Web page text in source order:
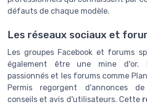
défauts de chaque modèle.
Les réseaux sociaux et
Les groupes Facebook et forums
également être une mine d'or.
passionnés et les forums comme
Permis regorgent d'annonces
conseils et avis d'utilisateurs. Cette